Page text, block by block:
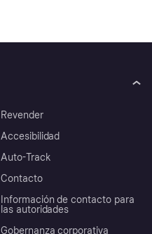
Revender
Accesibilidad
Auto-Track
Contacto
Información de contacto para
las autoridades
Gobernanza corporativa